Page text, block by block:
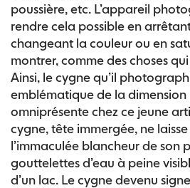
poussière, etc. L’appareil
rendre cela possible en
changeant la couleur ou en
montrer, comme des choses
Ainsi, le cygne qu’il
emblématique de la
omniprésente chez ce jeune
cygne, tête immergée, ne
l’immaculée blancheur de son
gouttelettes d’eau à peine
d’un lac. Le cygne devenu